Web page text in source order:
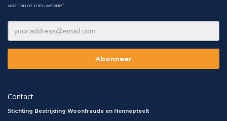
voor onze nieuwsbrief.
Contact
Stichting Bestrijding Woonfraude en Hennepteelt